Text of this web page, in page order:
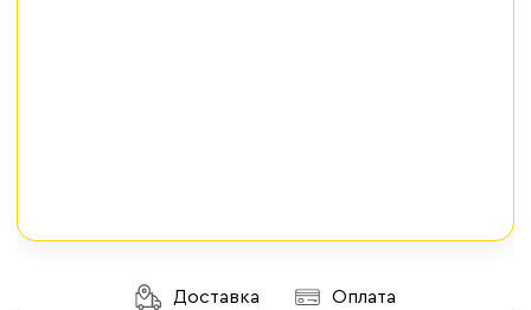
Доставка Оплата